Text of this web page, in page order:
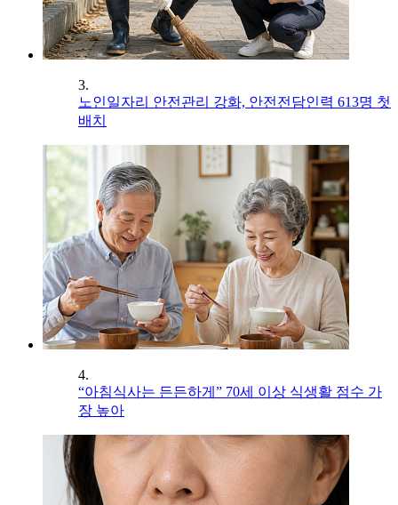
3.
노인일자리 안전관리 강화, 안전전담인력 613명 첫
배치
4.
“아침식사는 든든하게” 70세 이상 식생활 점수 가
장 높아